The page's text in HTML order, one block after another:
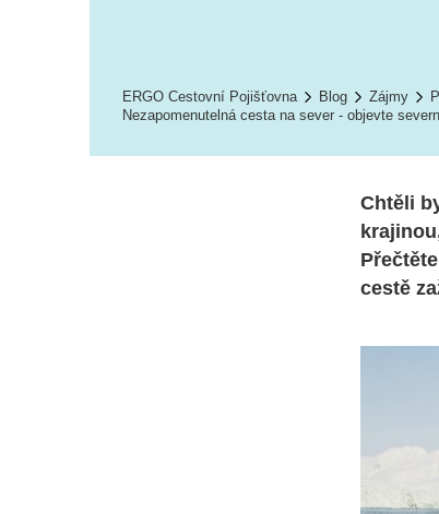
ERGO Cestovní Pojišťovna Blog Zájmy
Nezapomenutelná cesta na sever - objevte
Chtěli
cestě